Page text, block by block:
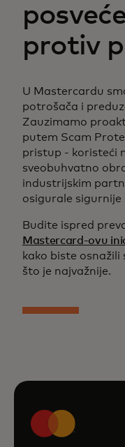
protiv
U Mastercardu
potrošača i
Zauzimamo
putem Scam
pristup - koristeći
sveobuhvatno
industrijskim
osigurale sigurnije
Budite ispred
Mastercard-ovu
kako biste
što je najvažnije.